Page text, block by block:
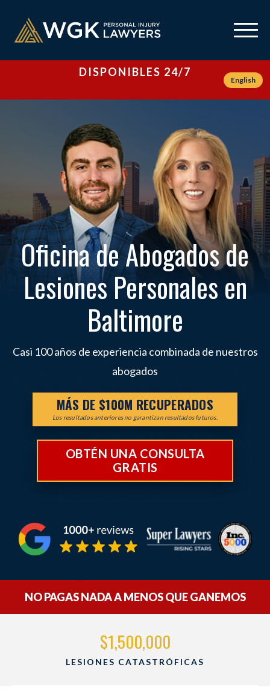
DISPONIBLES 24/7
English
Oficina de Abogados de
Lesiones Personales en
Baltimore
Casi 100 años de experiencia combinada de nuestros
abogados
MÁS DE $100M RECUPERADOS
Los resultados anteriores no garantizan resultados futuros.
OBTÉN UNA CONSULTA
GRATIS
NO PAGAS NADA A MENOS QUE GANEMOS
$1,500,000
MUERTE POR NEGLIGENCIA